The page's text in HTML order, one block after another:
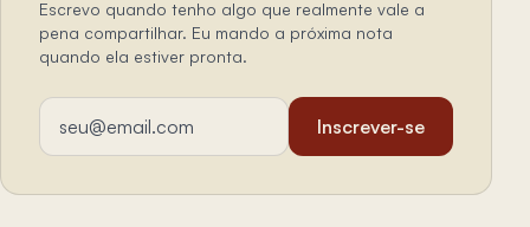
Escrevo quando tenho algo que realmente vale a
pena compartilhar. Eu mando a próxima nota
quando ela estiver pronta.
Endereço de email
Inscrever-se